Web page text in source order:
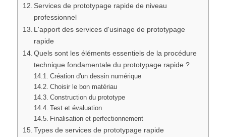
Services de prototypage rapide de niveau
professionnel
L'apport des services d'usinage de prototypage
rapide
Quels sont les éléments essentiels de la procédure
technique fondamentale du prototypage rapide ?
Création d'un dessin numérique
Choisir le bon matériau
Construction du prototype
Test et évaluation
Finalisation et perfectionnement
Types de services de prototypage rapide